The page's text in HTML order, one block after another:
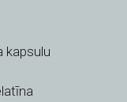
kapsulu